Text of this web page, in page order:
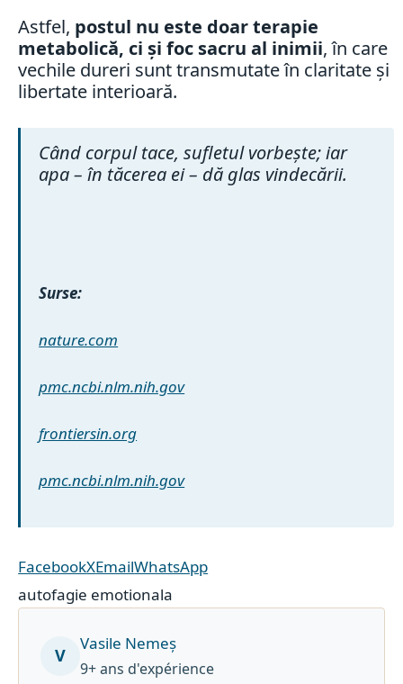
Astfel, postul nu este doar terapie
metabolică, ci și foc sacru al inimii, în care
vechile dureri sunt transmutate în claritate și
libertate interioară.
Când corpul tace, sufletul vorbește; iar
apa – în tăcerea ei – dă glas vindecării.
Surse:
nature.com
pmc.ncbi.nlm.nih.gov
frontiersin.org
pmc.ncbi.nlm.nih.gov
FacebookXEmailWhatsApp
autofagie emotionala
V
Vasile Nemeș
9+ ans d'expérience